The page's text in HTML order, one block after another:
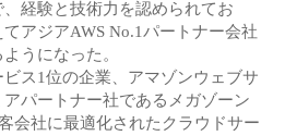
経験と技術力を認められてお
アジアAWS No.1パートナー会社
うになった。
ス1位の企業、アマゾンウェブサ
パートナー社であるメガゾーン
会社に最適化されたクラウドサー